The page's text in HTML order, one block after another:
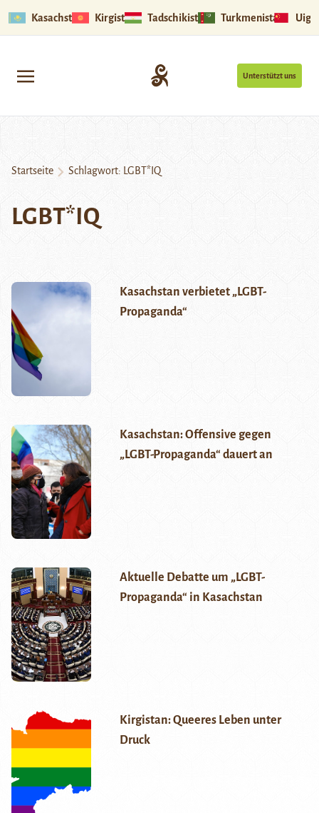
Kasachstan Kirgistan Tadschikistan Turkmenistan
Unterstützt uns
Startseite Schlagwort: LGBT*IQ
LGBT*IQ
Kasachstan verbietet „LGBT-
Propaganda“
Kasachstan: Offensive gegen
„LGBT-Propaganda“ dauert an
Aktuelle Debatte um „LGBT-
Propaganda“ in Kasachstan
Kirgistan: Queeres Leben unter
Druck